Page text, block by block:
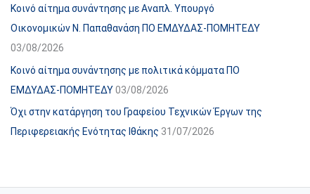
σ
ε
ω
ν
ω
ν
ι
σ
τ
ο
χ
ο
Κοινό αίτημα συνάντησης με Αναπλ. Υπουργό
Οικονομικών Ν. Παπαθανάση ΠΟ ΕΜΔΥΔΑΣ-ΠΟΜΗΤΕΔΥ
03/08/2026
Κοινό αίτημα συνάντησης με πολιτικά κόμματα ΠΟ
ΕΜΔΥΔΑΣ-ΠΟΜΗΤΕΔΥ03/08/2026
Όχι στην κατάργηση του Γραφείου Τεχνικών Έργων της
Περιφερειακής Ενότητας Ιθάκης 31/07/2026